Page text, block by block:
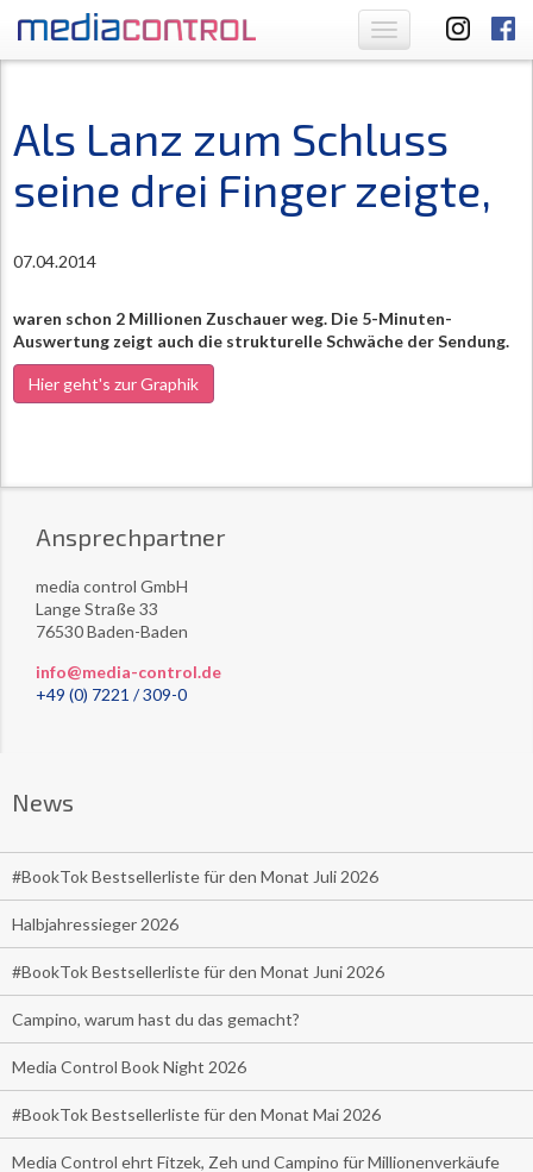
Toggle
navigation
Als Lanz zum Schluss
seine drei Finger zeigte,
07.04.2014
waren schon 2 Millionen Zuschauer weg. Die 5-Minuten-
Auswertung zeigt auch die strukturelle Schwäche der Sendung.
Hier geht's zur Graphik
Ansprechpartner
media control GmbH
Lange Straße 33
76530 Baden-Baden
info@media-control.de
+49 (0) 7221 / 309-0
News
#BookTok Bestsellerliste für den Monat Juli 2026
Halbjahressieger 2026
#BookTok Bestsellerliste für den Monat Juni 2026
Campino, warum hast du das gemacht?
Media Control Book Night 2026
#BookTok Bestsellerliste für den Monat Mai 2026
Media Control ehrt Fitzek, Zeh und Campino für Millionenverkäufe